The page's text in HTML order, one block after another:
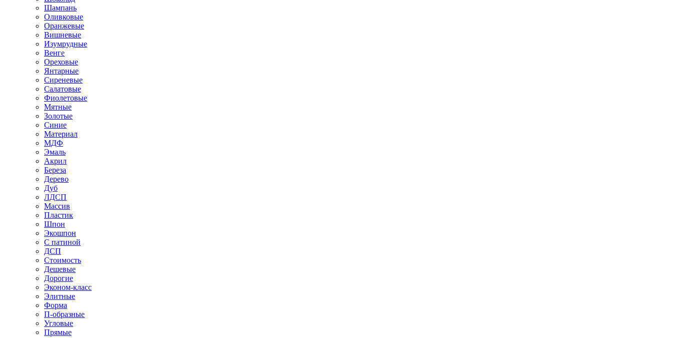
Шампань
Оливковые
Оранжевые
Вишневые
Изумрудные
Венге
Ореховые
Янтарные
Сиреневые
Салатовые
Фиолетовые
Мятные
Золотые
Синие
Материал
МДФ
Эмаль
Акрил
Береза
Дерево
Дуб
ЛДСП
Массив
Пластик
Шпон
Экошпон
С патиной
ДСП
Стоимость
Дешевые
Дорогие
Эконом-класс
Элитные
Форма
П-образные
Угловые
Прямые